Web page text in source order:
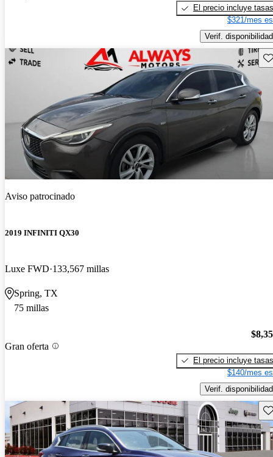
El precio incluye tasas
$321/mes
Verif. disponibilidad
Aviso patrocinado
2019 INFINITI QX30
Luxe FWD 133,567 millas
Spring, TX
75 millas
Gran oferta
El precio incluye tasas
$140/mes
Verif. disponibilidad